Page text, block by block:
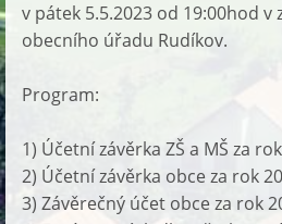
v pátek 5.5.2023 od 19:00hod v
obecního úřadu Rudíkov.
Program:
1) Účetní závěrka ZŠ a MŠ za
2) Účetní závěrka obce za rok
3) Závěrečný účet obce za rok